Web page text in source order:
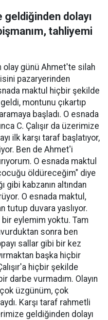
dolayı
tahliyemi
olay günü Ahmet'te silah
pazaryerinden
maktul hiçbir şekilde
montunu çıkartıp
başladı. O esnada
C. Çalışır da üzerimize
ilk karşı taraf başlatıyor,
Ben de Ahmet'i
O esnada maktul
öldüreceğim" diye
gibi kabzanın altından
O esnada maktul,
tutup duvara yaslıyor.
eylemim yoktu. Tam
sonra ben
sallar gibi bir kez
başka hiçbir
hiçbir şekilde
darbe vurmadım. Olayın
üzgünüm, çok
Karşı taraf rahmetli
geldiğinden dolayı